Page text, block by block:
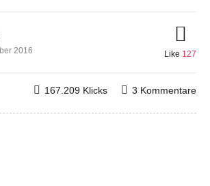
2016 Like 127
3 Kommentare
167.209 Klicks